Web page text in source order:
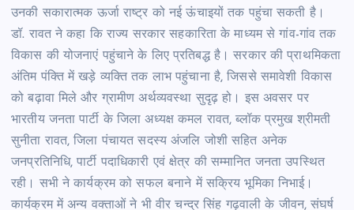
उनकी सकारात्मक ऊर्जा राष्ट्र को नई ऊंचाइयों तक पहुंचा सकती है।
डॉ. रावत ने कहा कि राज्य सरकार सहकारिता के माध्यम से गांव-गांव तक
विकास की योजनाएं पहुंचाने के लिए प्रतिबद्ध है। सरकार की प्राथमिकता
अंतिम पंक्ति में खड़े व्यक्ति तक लाभ पहुंचाना है, जिससे समावेशी विकास
को बढ़ावा मिले और ग्रामीण अर्थव्यवस्था सुदृढ़ हो। इस अवसर पर
भारतीय जनता पार्टी के जिला अध्यक्ष कमल रावत, ब्लॉक प्रमुख श्रीमती
सुनीता रावत, जिला पंचायत सदस्य अंजलि जोशी सहित अनेक
जनप्रतिनिधि, पार्टी पदाधिकारी एवं क्षेत्र की सम्मानित जनता उपस्थित
रही। सभी ने कार्यक्रम को सफल बनाने में सक्रिय भूमिका निभाई।
कार्यक्रम में अन्य वक्ताओं ने भी वीर चन्द्र सिंह गढ़वाली के जीवन, संघर्ष